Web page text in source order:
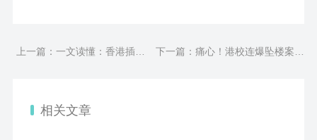
上一篇：一文读懂：香港插班
下一篇：痛心！港校连爆坠楼案，
相关文章